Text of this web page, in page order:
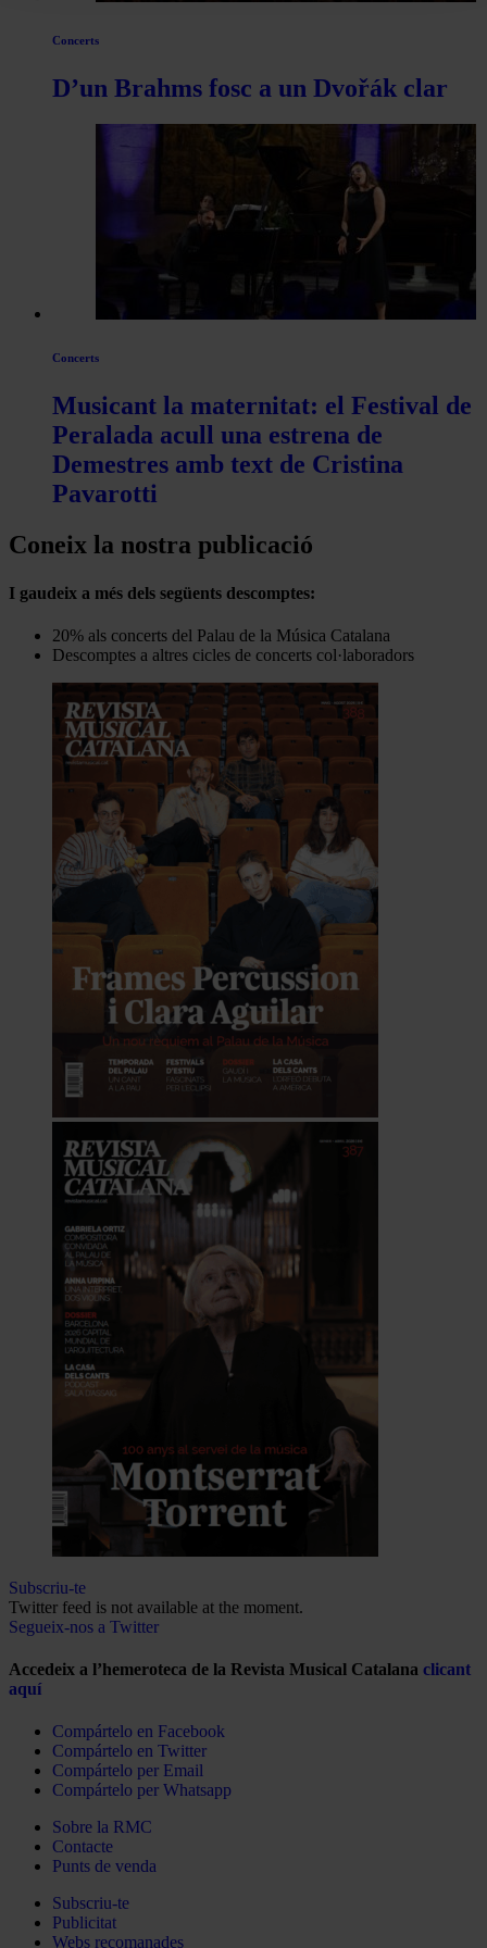
Concerts
D’un Brahms fosc a un Dvořák clar
Concerts
Musicant la maternitat: el Festival de
Peralada acull una estrena de
Demestres amb text de Cristina
Pavarotti
Coneix la nostra publicació
I gaudeix a més dels següents descomptes:
20% als concerts del Palau de la Música Catalana
Descomptes a altres cicles de concerts col·laboradors
Subscriu-te
Twitter feed is not available at the moment.
Segueix-nos a Twitter
Accedeix a l’hemeroteca de la Revista Musical Catalana clicant
aquí
Compártelo en Facebook
Compártelo en Twitter
Compártelo per Email
Compártelo per Whatsapp
Sobre la RMC
Contacte
Punts de venda
Subscriu-te
Publicitat
Webs recomanades